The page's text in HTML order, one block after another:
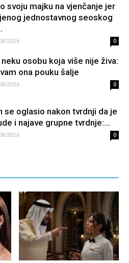
svoju majku na vjenčanje jer
jednostavnog seoskog
2026 0
osobu koja više nije živa:
ona pouku šalje
2026 0
se oglasio nakon tvrdnji da je
i najave grupne tvrdnje:...
2026 0